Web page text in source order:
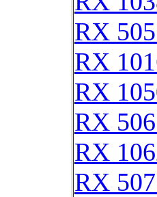
RX
RX
RX
RX
RX
RX